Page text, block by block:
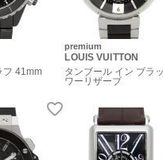
フ 41mm
premium
LOUIS VUITTON
タンブール イン ブラ
ワーリザーブ